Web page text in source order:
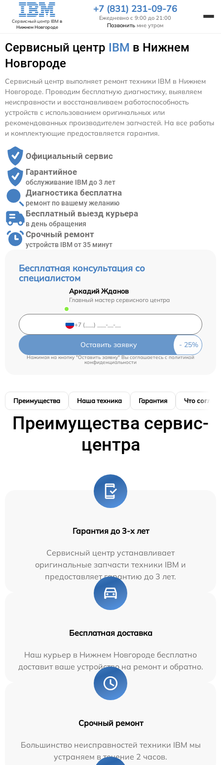
Сервисный центр IBM в
Нижнем Новгороде
+7 (831) 231-09-76
Ежедневно с 9:00 до 21:00
Позвонить мне утром
Сервисный центр IBM в Нижнем
Новгороде
Бесплатная консультация со
специалистом
Аркадий Жданов
Главный мастер сервисного центра
Оставить заявку
Нажимая на кнопку "Оставить заявку" Вы соглашаетесь c политикой
конфиденциальности
Сервисный центр выполняет ремонт техники IBM в Нижнем
Новгороде. Проводим бесплатную диагностику, выявляем
неисправности и восстанавливаем работоспособность
устройств с использованием оригинальных или
рекомендованных производителем запчастей. На все работы
и комплектующие предоставляется гарантия.
Официальный сервис
Гарантийное
обслуживание IBM до 3 лет
Диагностика бесплатна
ремонт по вашему желанию
Бесплатный выезд курьера
в день обращения
Срочный ремонт
устройств IBM от 35 минут
Преимущества Наша техника Гарантия Что
Преимущества сервис-
центра
Гарантия до 3-х лет
Сервисный центр устанавливает
оригинальные запчасти техники IBM и
предоставляет гарантию до 3 лет.
Бесплатная доставка
Наш курьер в Нижнем Новгороде бесплатно
доставит ваше устройство на ремонт и обратно.
Срочный ремонт
Большинство неисправностей техники IBM мы
устраняем в течение 2 часов.